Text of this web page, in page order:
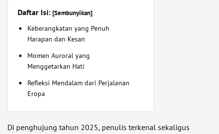
Daftar Isi: [Sembunyikan]
Keberangkatan yang Penuh
Harapan dan Kesan
Momen Auroral yang
Menggetarkan Hati
Refleksi Mendalam dari Perjalanan
Eropa
Di penghujung tahun 2025, penulis terkenal sekaligus